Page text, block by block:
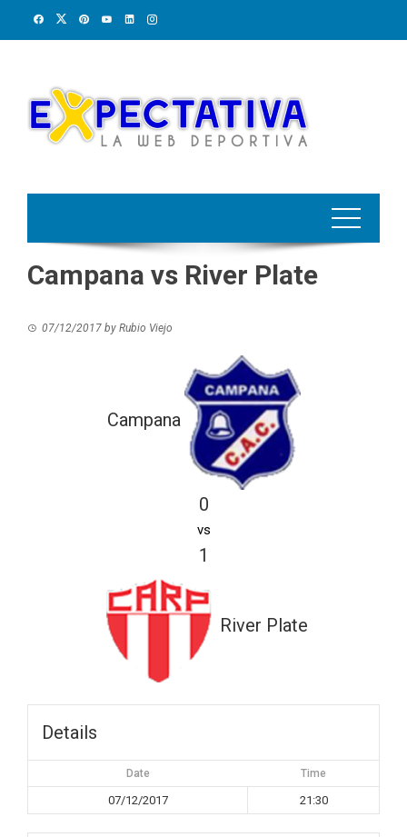
Campana vs River Plate
07/12/2017 by Rubio Viejo
Campana
0
vs
1
River Plate
Details
Date Time
07/12/2017 21:30